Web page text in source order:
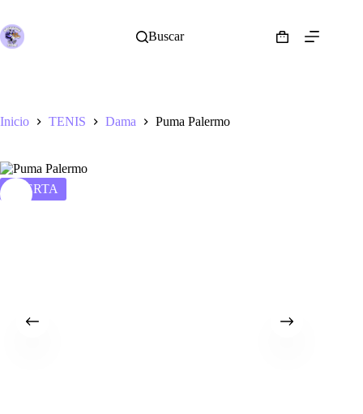
contenido
Buscar
Shopping
Inicio TENIS Dama Puma Palermo
OFERTA